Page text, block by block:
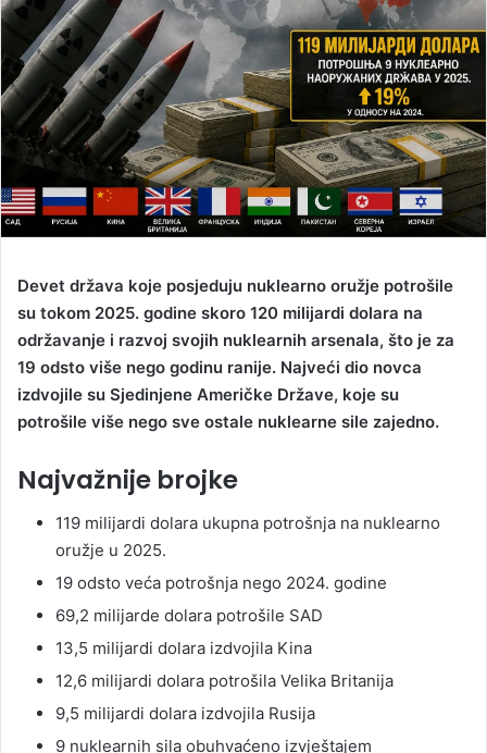
m
a
i
Devet država koje posjeduju nuklearno oružje potrošile
su tokom 2025. godine skoro 120 milijardi dolara na
održavanje i razvoj svojih nuklearnih arsenala, što je za
19 odsto više nego godinu ranije. Najveći dio novca
izdvojile su Sjedinjene Američke Države, koje su
potrošile više nego sve ostale nuklearne sile zajedno.
Najvažnije brojke
119 milijardi dolara ukupna potrošnja na nuklearno
oružje u 2025.
19 odsto veća potrošnja nego 2024. godine
69,2 milijarde dolara potrošile SAD
13,5 milijardi dolara izdvojila Kina
12,6 milijardi dolara potrošila Velika Britanija
9,5 milijardi dolara izdvojila Rusija
9 nuklearnih sila obuhvaćeno izvještajem